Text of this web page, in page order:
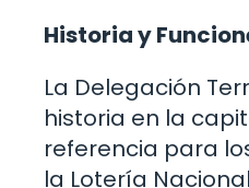
Historia y
La Delegación
historia en la
referencia para
la Lotería